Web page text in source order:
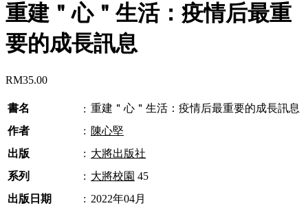
重建＂心＂生活：疫情后最重
要的成長訊息
RM35.00
書名 : 重建＂心＂生活：疫情后最重要的成長訊息
作者
: 陳心堅
出版
: 大將出版社
系列
: 大將校園 45
出版日期
: 2022年04月